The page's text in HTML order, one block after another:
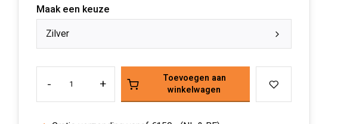
Maak een keuze
Zilver
- +
Toevoegen aan
winkelwagen